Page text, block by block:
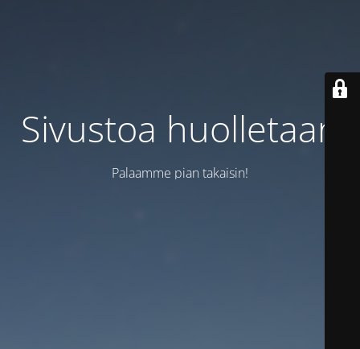
Sivustoa huolletaan
Palaamme pian takaisin!